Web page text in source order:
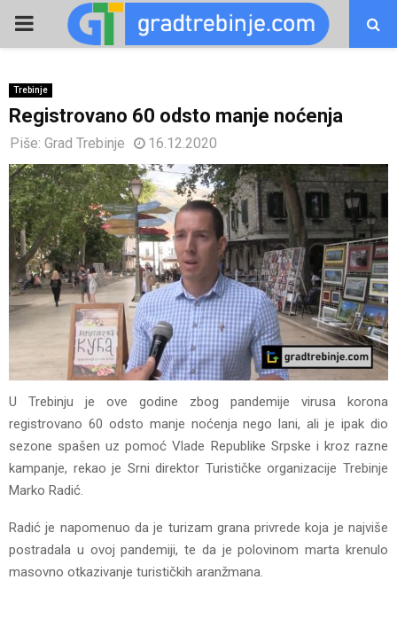
PRIMARY
Trebinje
Registrovano 60 odsto manje noćenja
Piše: Grad Trebinje 16.12.2020
U Trebinju je ove godine zbog pandemije virusa korona
registrovano 60 odsto manje noćenja nego lani, ali je ipak dio
sezone spašen uz pomoć Vlade Republike Srpske i kroz razne
kampanje, rekao je Srni direktor Turističke organizacije Trebinje
Marko Radić.
Radić je napomenuo da je turizam grana privrede koja je najviše
postradala u ovoj pandemiji, te da je polovinom marta krenulo
masovno otkazivanje turističkih aranžmana.